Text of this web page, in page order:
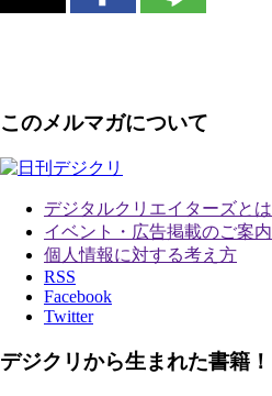
このメルマガについて
デジタルクリエイターズとは
イベント・広告掲載のご案内
個人情報に対する考え方
RSS
Facebook
Twitter
デジクリから生まれた書籍！